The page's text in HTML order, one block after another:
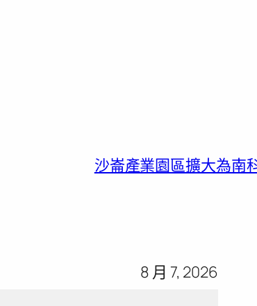
沙崙產業園區擴大為南
8 月 7, 2026